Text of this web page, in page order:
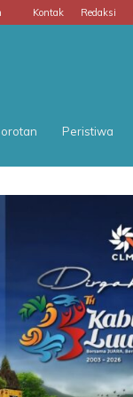
Kontak Redaksi
Peristiwa